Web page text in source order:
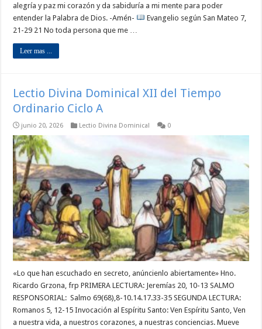
alegría y paz mi corazón y da sabiduría a mi mente para poder
entender la Palabra de Dios. -Amén-
Evangelio según San Mateo 7,
21-29 21 No toda persona que me …
Leer mas ...
Lectio Divina Dominical XII del Tiempo
Ordinario Ciclo A
junio 20, 2026 Lectio Divina Dominical 0
«Lo que han escuchado en secreto, anúncienlo abiertamente» Hno.
Ricardo Grzona, frp PRIMERA LECTURA: Jeremías 20, 10-13 SALMO
RESPONSORIAL: Salmo 69(68),8-10.14.17.33-35 SEGUNDA LECTURA:
Romanos 5, 12-15 Invocación al Espíritu Santo: Ven Espíritu Santo, Ven
a nuestra vida, a nuestros corazones, a nuestras conciencias. Mueve